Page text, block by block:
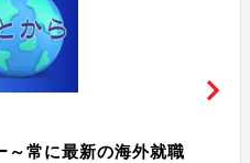
～常に最新の海外就職